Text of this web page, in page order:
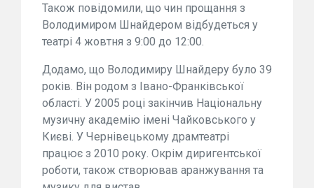
Також повідомили, що чин прощання з
Володимиром Шнайдером відбудеться у
театрі 4 жовтня з 9:00 до 12:00.
Додамо, що Володимиру Шнайдеру було 39
років. Він родом з Івано-Франківської
області. У 2005 році закінчив Національну
музичну академію імені Чайковського у
Києві. У Чернівецькому драмтеатрі
працює з 2010 року. Окрім диригентської
роботи, також створював аранжування та